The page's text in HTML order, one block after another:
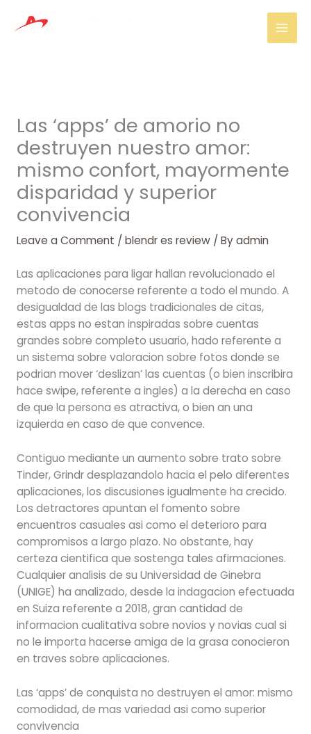
Las ‘apps’ de amorio no
destruyen nuestro amor:
mismo confort, mayormente
disparidad y superior
convivencia
Leave a Comment / blendr es review/ Byadmin
Las aplicaciones para ligar hallan revolucionado el
metodo de conocerse referente a todo el mundo. A
desigualdad de las blogs tradicionales de citas,
estas apps no estan inspiradas sobre cuentas
grandes sobre completo usuario, hado referente a
un sistema sobre valoracion sobre fotos donde se
podri­an mover ‘deslizan’ las cuentas (o bien inscribira
hace swipe, referente a ingles) a la derecha en caso
de que la persona es atractiva, o bien an una
izquierda en caso de que convence.
Contiguo mediante un aumento sobre trato sobre
Tinder, Grindr desplazandolo hacia el pelo diferentes
aplicaciones, los discusiones igualmente ha crecido.
Los detractores apuntan el fomento sobre
encuentros casuales asi­ como el deterioro para
compromisos a largo plazo. No obstante, hay
certeza cientifica que sostenga tales afirmaciones.
Cualquier analisis de su Universidad de Ginebra
(UNIGE) ha analizado, desde la indagacion efectuada
en Suiza referente a 2018, gran cantidad de
informacion cualitativa sobre novios y novias cual si
no le importa hacerse amiga de la grasa conocieron
en traves sobre aplicaciones.
Las ‘apps’ de conquista no destruyen el amor: mismo
comodidad, de mas variedad asi­ como superior
convivencia